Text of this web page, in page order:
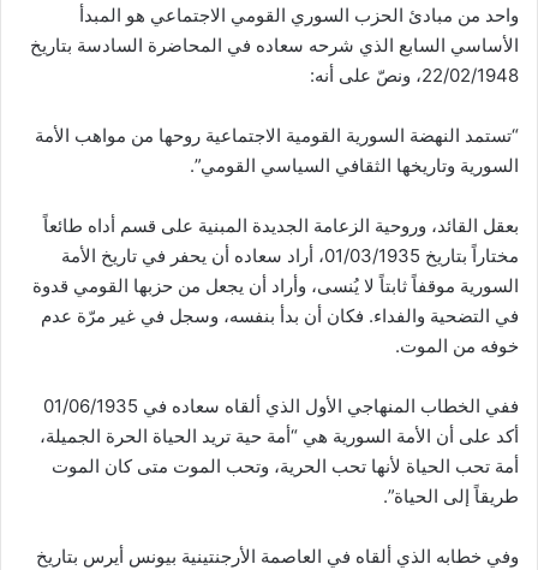
واحد من مبادئ الحزب السوري القومي الاجتماعي هو المبدأ
الأساسي السابع الذي شرحه سعاده في المحاضرة السادسة بتاريخ
22/02/1948، ونصّ على أنه:
“تستمد النهضة السورية القومية الاجتماعية روحها من مواهب الأمة
السورية وتاريخها الثقافي السياسي القومي”.
بعقل القائد، وروحية الزعامة الجديدة المبنية على قسم أداه طائعاً
مختاراً بتاريخ 01/03/1935، أراد سعاده أن يحفر في تاريخ الأمة
السورية موقفاً ثابتاً لا يُنسى، وأراد أن يجعل من حزبها القومي قدوة
في التضحية والفداء. فكان أن بدأ بنفسه، وسجل في غير مرّة عدم
خوفه من الموت.
ففي الخطاب المنهاجي الأول الذي ألقاه سعاده في 01/06/1935
أكد على أن الأمة السورية هي “أمة حية تريد الحياة الحرة الجميلة،
أمة تحب الحياة لأنها تحب الحرية، وتحب الموت متى كان الموت
طريقاً إلى الحياة”.
وفي خطابه الذي ألقاه في العاصمة الأرجنتينية بيونس أيرس بتاريخ